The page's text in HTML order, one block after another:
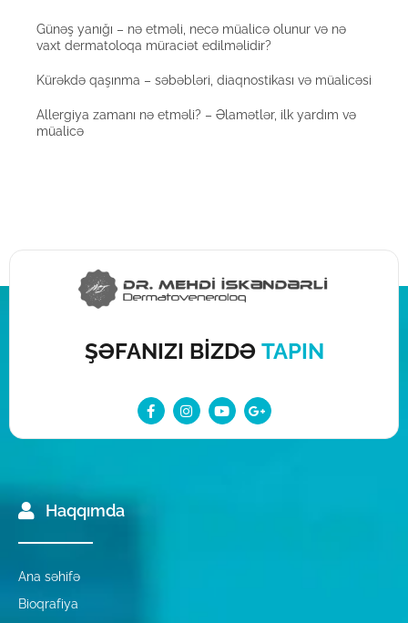
Günəş yanığı – nə etməli, necə müalicə olunur və nə
vaxt dermatoloqa müraciət edilməlidir?
Kürəkdə qaşınma – səbəbləri, diaqnostikası və müalicəsi
Allergiya zamanı nə etməli? – Əlamətlər, ilk yardım və
müalicə
ŞƏFANIZI BİZDƏ TAPIN
Haqqımda
Ana səhifə
Bioqrafiya